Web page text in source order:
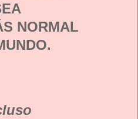
NORMAL